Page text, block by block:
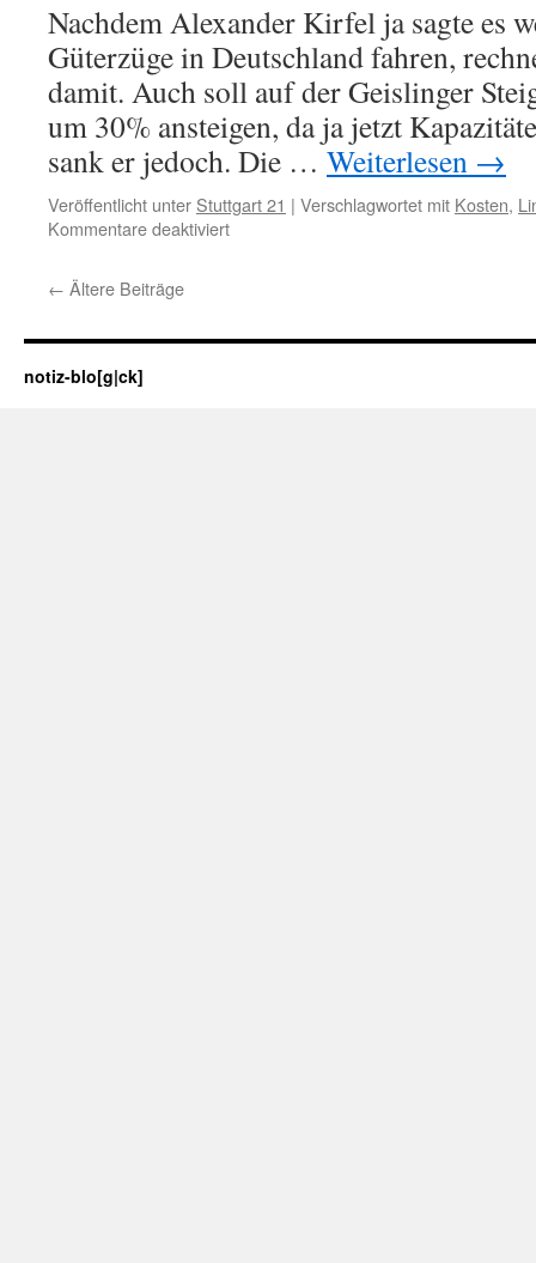
Nachdem Alexander Kirfel ja sagte es
Güterzüge in Deutschland fahren,
damit. Auch soll auf der Geislinger
um 30% ansteigen, da ja jetzt
sank er jedoch. Die … Weiterlesen →
Veröffentlicht unter Stuttgart 21 | Verschlagwortet mit Kosten,
Kommentare deaktiviertfür
← Ältere Beiträge
notiz-blo[g|ck]